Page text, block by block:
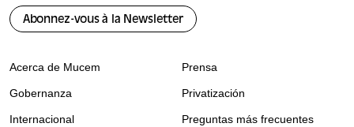
Abonnez-vous à la Newsletter
Acerca de Mucem
Gobernanza
Internacional
Prensa
Privatización
Preguntas más frecuentes